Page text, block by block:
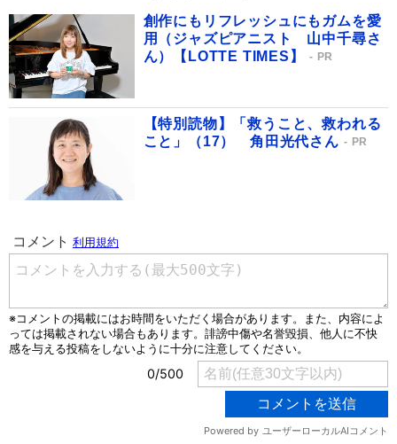
創作にもリフレッシュにもガムを愛
用（ジャズピアニスト 山中千尋さ
ん）【LOTTE TIMES】
PR
【特別読物】「救うこと、救われる
こと」（17） 角田光代さん
PR